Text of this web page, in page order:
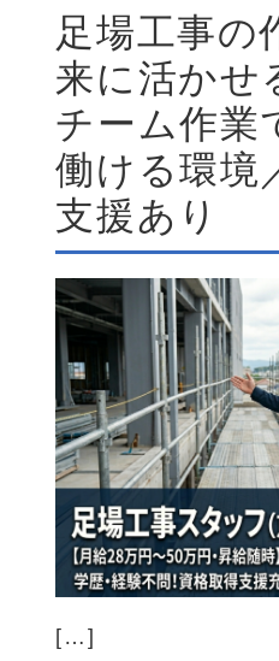
足場工事の
来に活かせ
チーム作業
働ける環境
支援あり
[…]